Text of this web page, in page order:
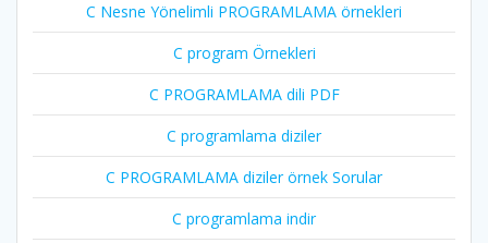
C Nesne Yönelimli PROGRAMLAMA örnekleri
C program Örnekleri
C PROGRAMLAMA dili PDF
C programlama diziler
C PROGRAMLAMA diziler örnek Sorular
C programlama indir